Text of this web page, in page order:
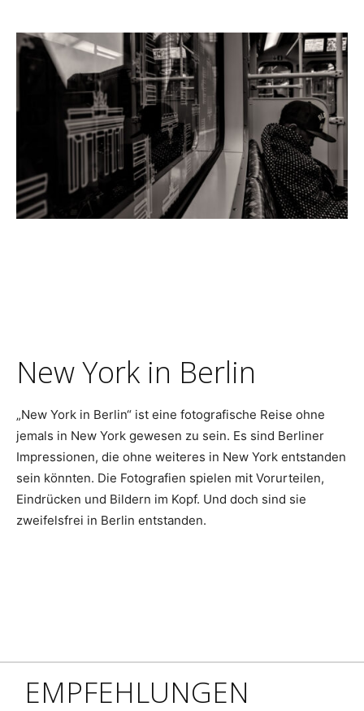
New York in Berlin
„New York in Berlin“ ist eine fotografische Reise ohne
jemals in New York gewesen zu sein. Es sind Berliner
Impressionen, die ohne weiteres in New York entstanden
sein könnten. Die Fotografien spielen mit Vorurteilen,
Eindrücken und Bildern im Kopf. Und doch sind sie
zweifelsfrei in Berlin entstanden.
EMPFEHLUNGEN